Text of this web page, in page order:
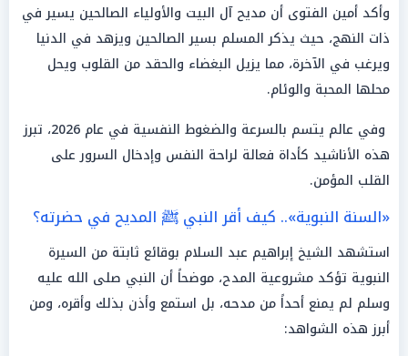
وأكد أمين الفتوى أن مديح آل البيت والأولياء الصالحين يسير في
ذات النهج، حيث يذكر المسلم بسير الصالحين ويزهد في الدنيا
ويرغب في الآخرة، مما يزيل البغضاء والحقد من القلوب ويحل
محلها المحبة والوئام.
وفي عالم يتسم بالسرعة والضغوط النفسية في عام 2026، تبرز
هذه الأناشيد كأداة فعالة لراحة النفس وإدخال السرور على
القلب المؤمن.
«السنة النبوية».. كيف أقر النبي ﷺ المديح في حضرته؟
استشهد الشيخ إبراهيم عبد السلام بوقائع ثابتة من السيرة
النبوية تؤكد مشروعية المدح، موضحاً أن النبي صلى الله عليه
وسلم لم يمنع أحداً من مدحه، بل استمع وأذن بذلك وأقره، ومن
أبرز هذه الشواهد: